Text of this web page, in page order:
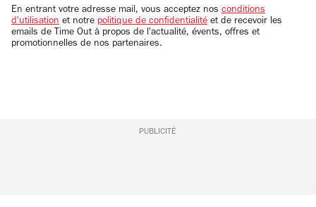
email
En entrant votre adresse mail, vous acceptez nos conditions
d'utilisation et notre politique de confidentialité et de recevoir les
emails de Time Out à propos de l'actualité, évents, offres et
promotionnelles de nos partenaires.
PUBLICITÉ